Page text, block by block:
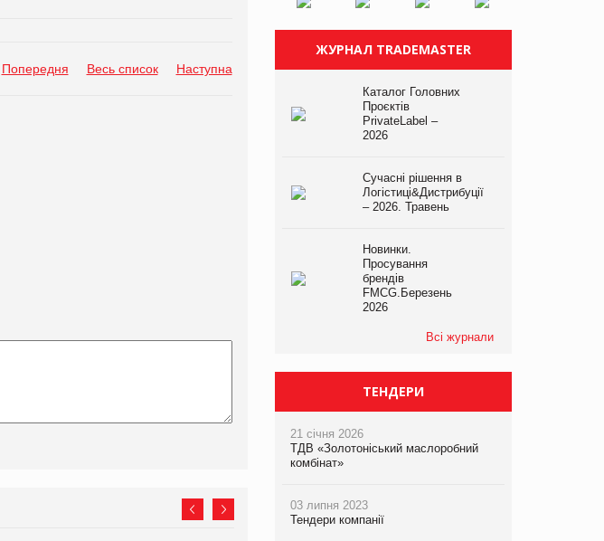
Попередня Весь список Наступна
ЖУРНАЛ TRADEMASTER
Каталог Головних
Проєктів
PrivateLabel –
2026
Сучасні рішення в
Логістиці&Дистрибуції
– 2026. Травень
Новинки.
Просування
брендів
FMCG.Березень
2026
Всі журнали
ТЕНДЕРИ
21 січня 2026
ТДВ «Золотоніський маслоробний
комбінат»
03 липня 2023
Тендери компанії